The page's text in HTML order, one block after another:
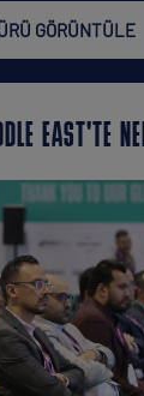
GÖRÜNTÜLE
EAST'TE